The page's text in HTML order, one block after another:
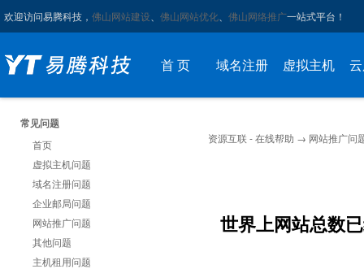
欢迎访问易腾科技， 佛山网站建设 佛山网站优化 佛山网络推广一站式平台！
首 页 域名注册 虚拟主机
常见问题
首页
虚拟主机问题
域名注册问题
企业邮局问题
网站推广问题
其他问题
主机租用问题
资源互联 - 在线帮助 → 网站推广问
世界上网站总数